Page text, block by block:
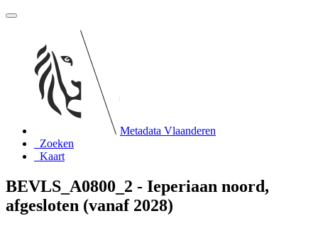
Metadata Vlaanderen
Zoeken
Kaart
BEVLS_A0800_2 - Ieperiaan noord,
afgesloten (vanaf 2028)